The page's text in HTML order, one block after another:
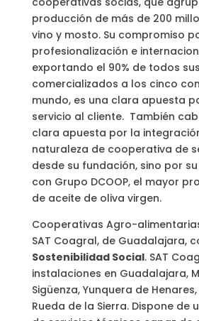
producción de más de 200
vino y mosto. Su compromiso
profesionalización e
exportando el 90% de todos
comercializados a los cinco
mundo, es una clara apuesta
servicio al cliente. También
clara apuesta por la
naturaleza de cooperativa de
desde su fundación, sino por su
con Grupo DCOOP, el mayor
de aceite de oliva virgen.
Cooperativas Agro-
SAT Coagral, de Guadalajara,
Sostenibilidad Social. SAT
instalaciones en Guadalajara,
Sigüenza, Yunquera de
Rueda de la Sierra. Dispone de